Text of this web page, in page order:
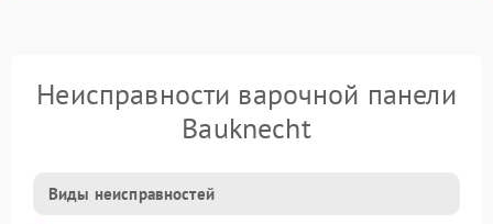
Неисправности варочной панели
Bauknecht
Виды неисправностей